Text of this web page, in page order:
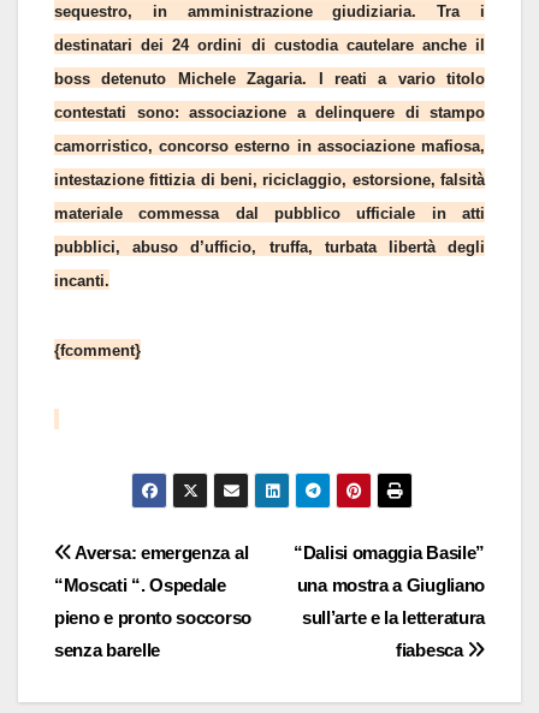
sequestro, in amministrazione giudiziaria. Tra i
destinatari dei 24 ordini di custodia cautelare anche il
boss detenuto Michele Zagaria. I reati a vario titolo
contestati sono: associazione a delinquere di stampo
camorristico, concorso esterno in associazione mafiosa,
intestazione fittizia di beni, riciclaggio, estorsione, falsità
materiale commessa dal pubblico ufficiale in atti
pubblici, abuso d’ufficio, truffa, turbata libertà degli
incanti.
{fcomment}
Navigazione
articoli
“Dalisi omaggia Basile”
una mostra a Giugliano
sull’arte e la letteratura
fiabesca
Aversa: emergenza al
“Moscati “. Ospedale
pieno e pronto soccorso
senza barelle